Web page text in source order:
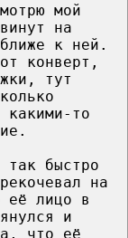
мой
на
к ней.
конверт,
тут
какими-то
быстро
на
её лицо в
и
что её